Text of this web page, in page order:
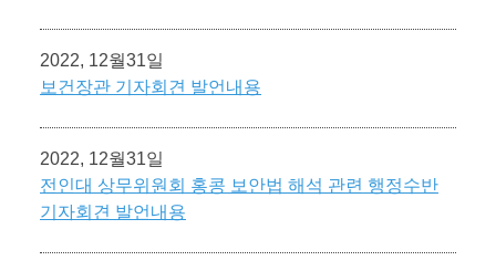
2022, 12월31일
보건장관 기자회견 발언내용
2022, 12월31일
전인대 상무위원회 홍콩 보안법 해석 관련 행정수반
기자회견 발언내용